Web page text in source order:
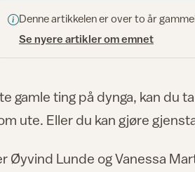
Denne artikkelen er over to år
Se nyere artikler om emnet
gamle ting på dynga, kan du
ute. Eller du kan gjøre
Øyvind Lunde og Vanessa